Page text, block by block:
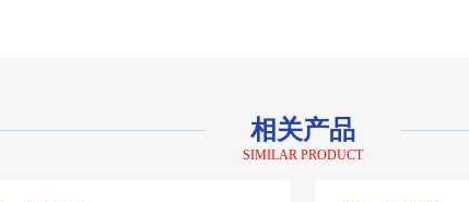
相关产品
SIMILAR PRODUCT